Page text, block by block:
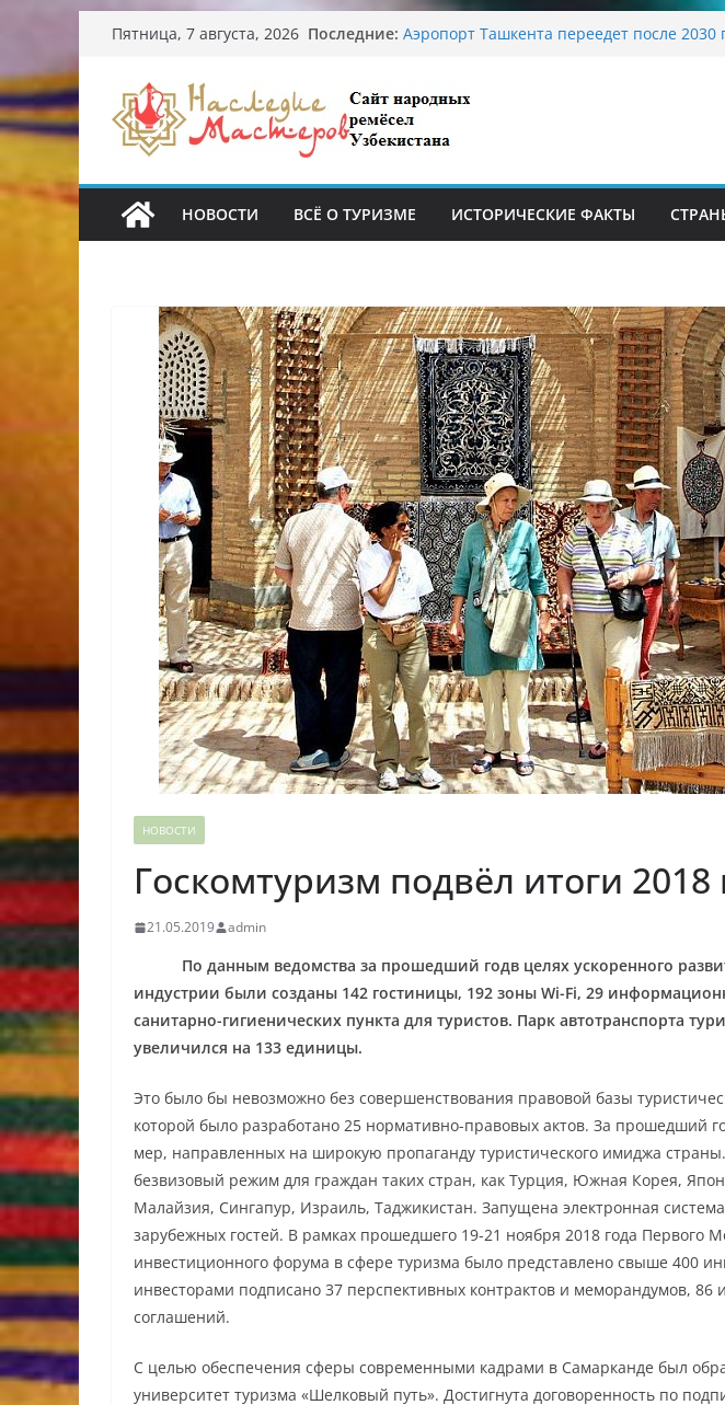
Перейти
к
содержимому
Пятница, 7 августа, 2026 Последние: Узбекские традиционные узоры:
происхождение
Опасная диета Алины Загитовой
От знахарей до университетских клиник
Обрушение на одном из ключевых
НОВОСТИ ВСЁ О ТУРИЗМЕ ИСТОРИЧЕСКИЕ ФАКТЫ
НОВОСТИ
Госкомтуризм подвёл итоги 2018
21.05.2019 admin
По данным ведомства за прошедший годв целях ускоренного
индустрии были созданы 142 гостиницы, 192 зоны Wi-Fi, 29
санитарно-гигиенических пункта для туристов. Парк автотранспорта
увеличился на 133 единицы.
Это было бы невозможно без совершенствования правовой базы
которой было разработано 25 нормативно-правовых актов. За прошедший
мер, направленных на широкую пропаганду туристического имиджа
безвизовый режим для граждан таких стран, как Турция, Южная Корея,
Малайзия, Сингапур, Израиль, Таджикистан. Запущена электронная
зарубежных гостей. В рамках прошедшего 19-21 ноября 2018 года Первого
инвестиционного форума в сфере туризма было представлено свыше 400
инвесторами подписано 37 перспективных контрактов и меморандумов, 86
соглашений.
С целью обеспечения сферы современными кадрами в Самарканде был
университет туризма «Шелковый путь». Достигнута договоренность по